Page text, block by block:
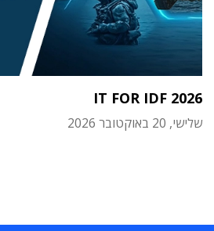
IT FOR IDF 2026
שלישי, 20 באוקטובר 2026